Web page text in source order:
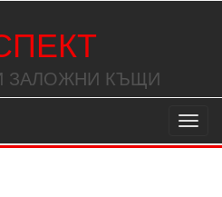
ЗАЛОЖНИ КЪЩИ